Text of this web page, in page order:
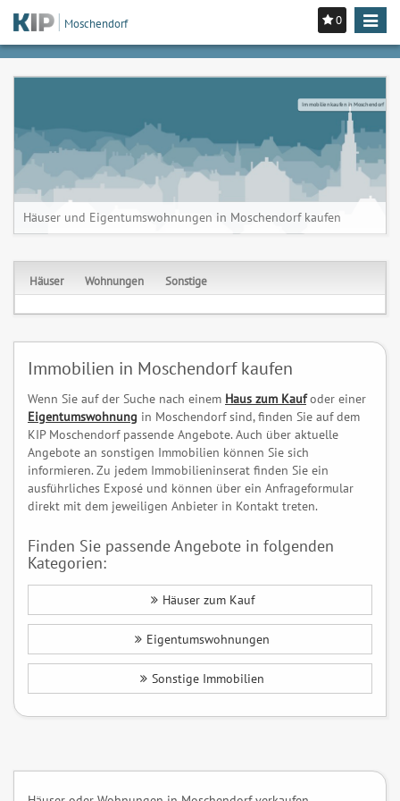
0
Toggle
Moschendorf
Immobilien kaufen in Moschendorf
Häuser und Eigentumswohnungen in Moschendorf kaufen
Häuser Wohnungen Sonstige
Immobilien in Moschendorf kaufen
Wenn Sie auf der Suche nach einem Haus zum Kaufoder einer
Eigentumswohnung in Moschendorf sind, finden Sie auf dem
KIP Moschendorf passende Angebote. Auch über aktuelle
Angebote an sonstigen Immobilien können Sie sich
informieren. Zu jedem Immobilieninserat finden Sie ein
ausführliches Exposé und können über ein Anfrageformular
direkt mit dem jeweiligen Anbieter in Kontakt treten.
Finden Sie passende Angebote in folgenden
Kategorien:
Häuser zum Kauf
Eigentumswohnungen
Sonstige Immobilien